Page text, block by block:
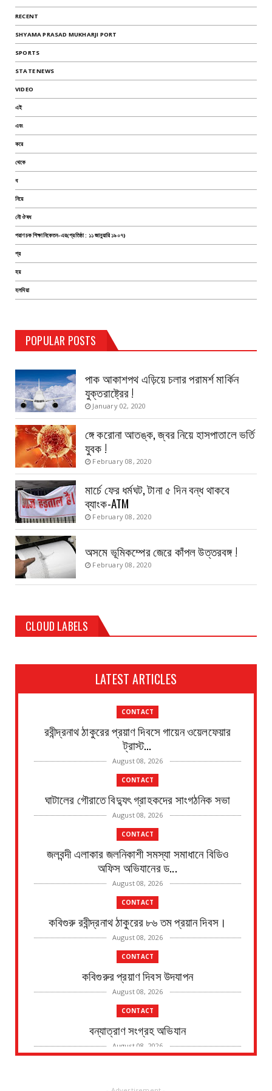
RECENT
SHYAMA PRASAD MUKHARJI PORT
SPORTS
STATE NEWS
VIDEO
এই
এবং
করে
থেকে
ধ
নিয়ে
নৌ ঔষধ
পরাণচক শিক্ষানিকেতন-এর(প্রতিষ্ঠা : ১১ জানুয়ারি ১৯০৭)
প্র
হয়
হলদিয়া
POPULAR POSTS
TEST PAGE
August 14, 2019
পাক আকাশপথ এড়িয়ে চলার পরামর্শ মার্কিন
যুক্তরাষ্ট্রের !
January 02, 2020
ঙ্গে করোনা আতঙ্ক, জ্বর নিয়ে হাসপাতালে ভর্তি
যুবক !
February 08, 2020
মার্চে ফের ধর্মঘট, টানা ৫ দিন বন্ধ থাকবে
ব্যাংক-ATM
February 08, 2020
অসমে ভূমিকম্পের জেরে কাঁপল উত্তরবঙ্গ !
February 08, 2020
CLOUD LABELS
LATEST ARTICLES
CONTACT
রবীন্দ্রনাথ ঠাকুরের প্রয়াণ দিবসে গায়েন ওয়েলফেয়ার
ট্রাস্ট...
August 08, 2026
CONTACT
ঘাটালের গৌরাতে বিদ্যুৎ গ্রাহকদের সাংগঠনিক সভা
August 08, 2026
CONTACT
জলবন্দী এলাকার জলনিকাশী সমস্যা সমাধানে বিডিও
অফিস অভিযানের ড...
August 08, 2026
CONTACT
কবিগুরু রবীন্দ্রনাথ ঠাকুরের ৮৬ তম প্রয়ান দিবস।
August 08, 2026
CONTACT
কবিগুরুর প্রয়াণ দিবস উদযাপন
August 08, 2026
CONTACT
বন্যাত্রাণ সংগ্রহ অভিযান
August 08, 2026
নদীর পাড় থেকে এক ব্যক্তির মৃতদেহ উদ্ধারের ঘটনায়